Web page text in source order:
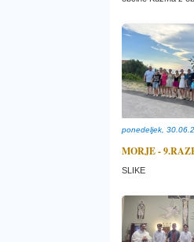
ponedeljek,
MORJE -
SLIKE